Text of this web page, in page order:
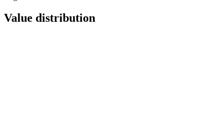
Value distribution